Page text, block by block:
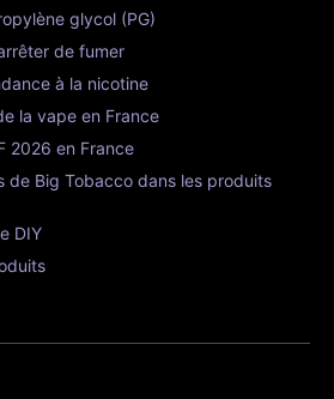
glycol (PG)
de fumer
à la nicotine
la vape en France
2026 en France
de Big Tobacco dans les produits
DIY